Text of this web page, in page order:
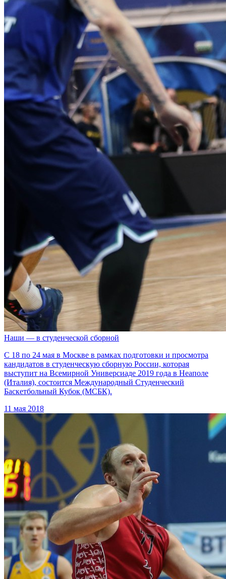
Наши — в студенческой сборной
С 18 по 24 мая в Москве в рамках подготовки и просмотра
кандидатов в студенческую сборную России, которая
выступит на Всемирной Универсиаде 2019 года в Неаполе
(Италия), состоится Международный Студенческий
Баскетбольный Кубок (МСБК).
11 мая 2018